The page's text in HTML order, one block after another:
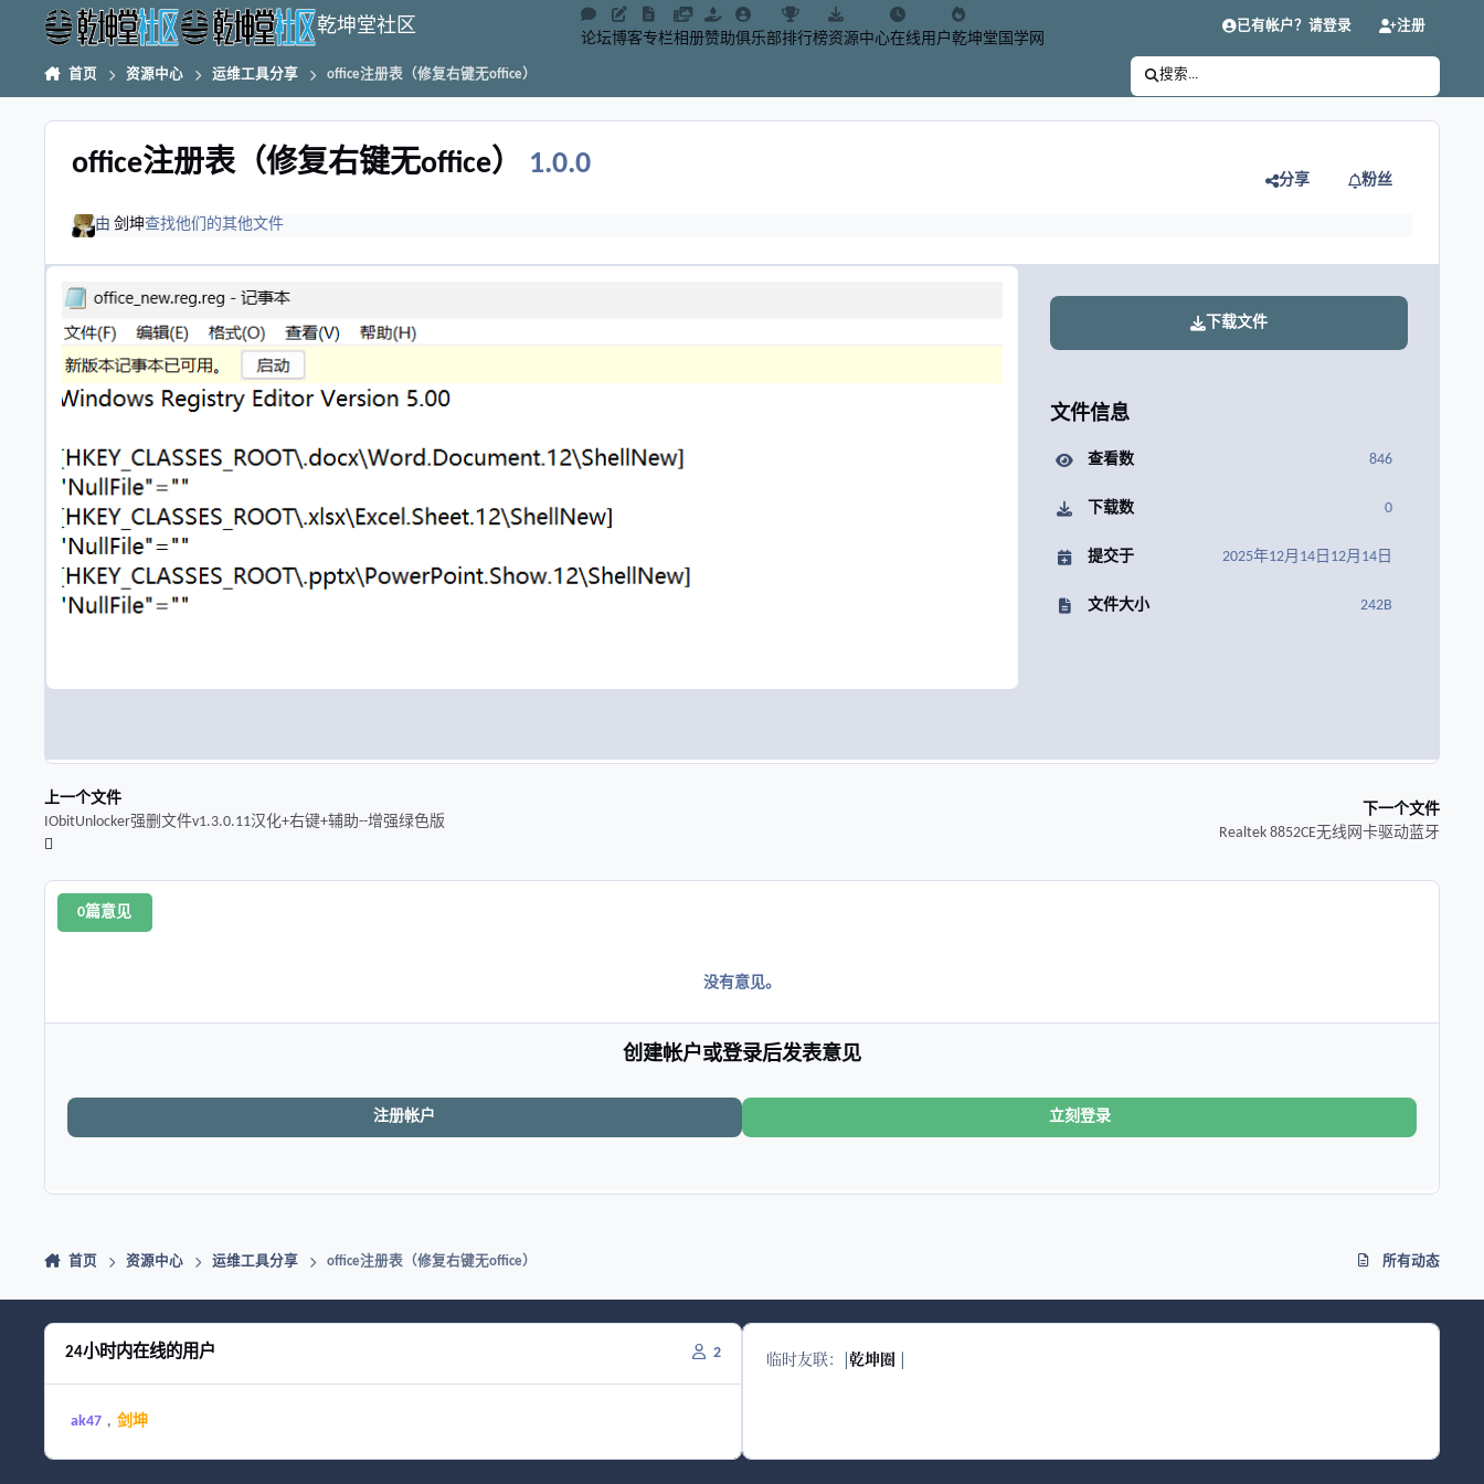
跳转到帖子
乾坤堂社区
论坛博客专栏相册赞助俱乐部排行榜资源中心在线用户乾坤堂国学网
已有帐户？请登录 注册
首页 资源中心 运维工具分享 office注册表（修复右键无office） 搜索...
office注册表（修复右键无office） 1.0.0
分享 粉丝
由 剑坤查找他们的其他文件
下载文件
文件信息
查看数 846
下载数 0
提交于 2025年12月14日 12月14日
文件大小 242B
上一个文件
IObitUnlocker强删文件v1.3.0.11汉化+右键+辅助--增强绿色版
下一个文件
Realtek 8852CE无线网卡驱动蓝牙
0篇意见
没有意见。
创建帐户或登录后发表意见
注册帐户 立刻登录
首页 资源中心 运维工具分享 office注册表（修复右键无office） 所有动态
24小时内在线的用户 2
ak47 剑坤
临时友联： |乾坤圈 |